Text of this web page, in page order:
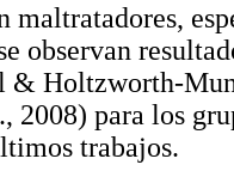
maltratadores,
observan
& Holtzworth-
2008) para los
trabajos.